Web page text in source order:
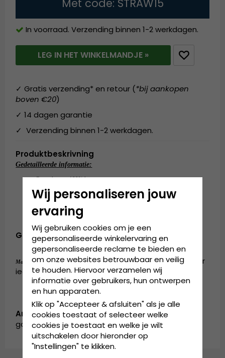
Met code: STRAW15
In voorraad. Verzending binnen 1-2 werkdagen.
LEG IN HET WINKELMANDJE »
✓ Gratis verzending* en retour (*bij aankopen
boven €20)
✓ 14 dagen garantie
✓ Verzending binnen 1-2 werkdagen.
Produktbeskrivning
Gedetailleerde informatie:
Gemaakt van:100% katoen
Eén maat
De solide cap is aan de achterkant
verstelbaar.
Gemaakt van:100% katoen
Maattabel: de cap is verkrijgbaar in één maat, die door
iedereen gedragen kan worden
Artikelnummer:
garda.cap.brown3
Wij personaliseren jouw
ervaring
Wij gebruiken cookies om je een
gepersonaliseerde winkelervaring en
gepersonaliseerde reclame te bieden en
om onze websites betrouwbaar en veilig
te houden. Hiervoor verzamelen wij
informatie over gebruikers, hun ontwerpen
en hun apparaten.
Klik op "Accepteer & afsluiten" als je alle
cookies toestaat of selecteer welke
cookies je toestaat en welke je wilt
uitschakelen door hieronder op
"Instellingen" te klikken.